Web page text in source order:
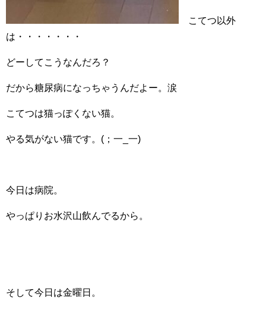
こてつ以外
は・・・・・・・
どーしてこうなんだろ？
だから糖尿病になっちゃうんだよー。涙
こてつは猫っぽくない猫。
やる気がない猫です。(；一_一)
今日は病院。
やっぱりお水沢山飲んでるから。
そして今日は金曜日。